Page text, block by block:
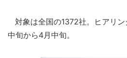
対象は全国の1372社。ヒアリ
中旬から4月中旬。